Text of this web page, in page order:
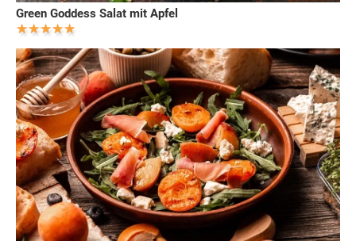
Green Goddess Salat mit Apfel